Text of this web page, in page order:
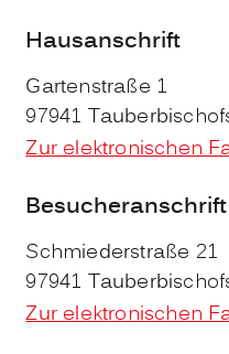
Hausanschrift
Gartenstraße 1
97941
Zur elektronischen
Besucheranschrift
Schmiederstraße 21
97941
Zur elektronischen